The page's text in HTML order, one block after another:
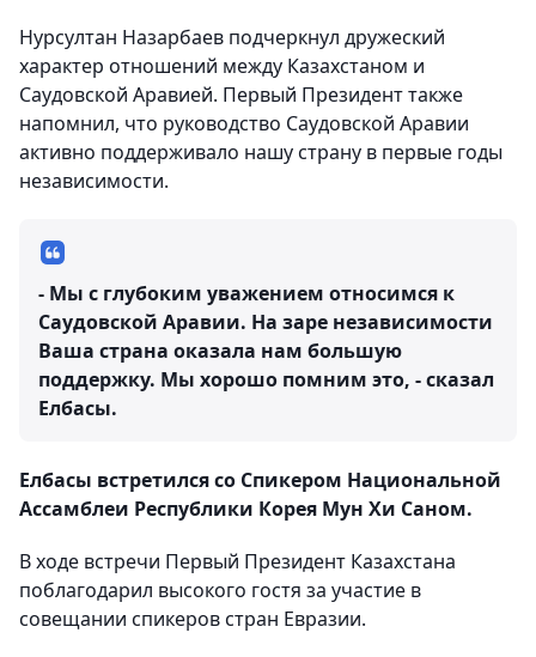
Нурсултан Назарбаев подчеркнул дружеский
характер отношений между Казахстаном и
Саудовской Аравией. Первый Президент также
напомнил, что руководство Саудовской Аравии
активно поддерживало нашу страну в первые годы
независимости.
- Мы с глубоким уважением относимся к
Саудовской Аравии. На заре независимости
Ваша страна оказала нам большую
поддержку. Мы хорошо помним это, - сказал
Елбасы.
Елбасы встретился со Спикером Национальной
Ассамблеи Республики Корея Мун Хи Саном.
В ходе встречи Первый Президент Казахстана
поблагодарил высокого гостя за участие в
совещании спикеров стран Евразии.